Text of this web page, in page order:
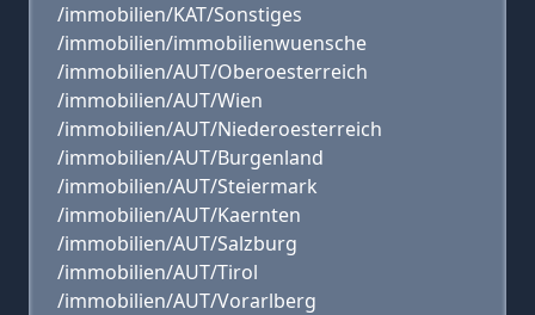
/immobilien/KAT/Sonstiges
/immobilien/immobilienwuensche
/immobilien/AUT/Oberoesterreich
/immobilien/AUT/Wien
/immobilien/AUT/Niederoesterreich
/immobilien/AUT/Burgenland
/immobilien/AUT/Steiermark
/immobilien/AUT/Kaernten
/immobilien/AUT/Salzburg
/immobilien/AUT/Tirol
/immobilien/AUT/Vorarlberg